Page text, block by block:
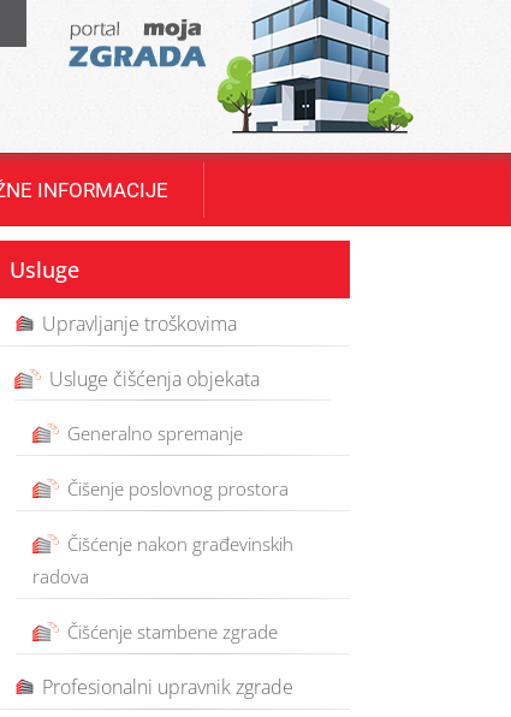
INFORMACIJE
Usluge
Upravljanje troškovima
Usluge čišćenja objekata
Generalno spremanje
Čišenje poslovnog prostora
Čišćenje nakon građevinskih
radova
Čišćenje stambene zgrade
Profesionalni upravnik zgrade